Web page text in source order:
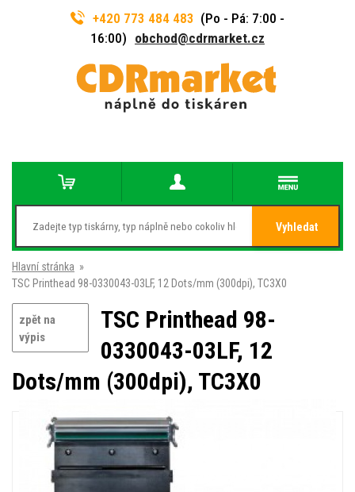
+420 773 484 483 (Po - Pá: 7:00 -
16:00) obchod@cdrmarket.cz
Vyhledat
Hlavní stránka »
TSC Printhead 98-0330043-03LF, 12 Dots/mm (300dpi), TC3X0
zpět na
výpis
TSC Printhead 98-
0330043-03LF, 12
Dots/mm (300dpi), TC3X0